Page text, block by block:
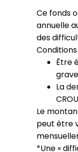
Ce fonds
annuelle
des
Être
La
Le
peut être
*Une «